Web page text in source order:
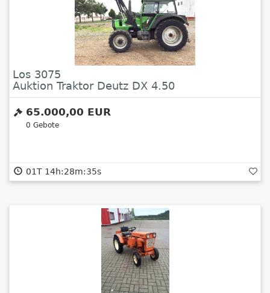
Los 3075
Auktion Traktor Deutz DX 4.50
65.000,00 EUR
0 Gebote
01T 14h:28m:34s